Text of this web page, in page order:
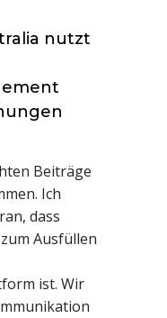
nutzt
Beiträge
Ich
dass
Ausfüllen
ist. Wir